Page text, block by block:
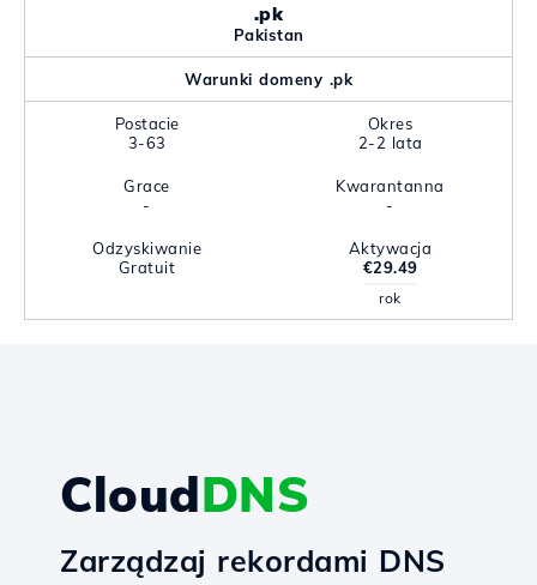
.pk
Pakistan
Warunki domeny .pk
Postacie
3-63
Okres
2-2 lata
Grace
-
Kwarantanna
-
Odzyskiwanie
Gratuit
Aktywacja
€29.49
rok
CloudDNS
Zarządzaj rekordami DNS